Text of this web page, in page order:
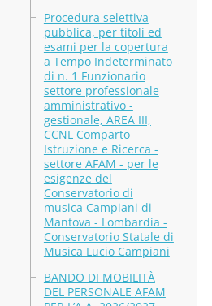
Procedura selettiva
pubblica, per titoli ed
esami per la copertura
a Tempo Indeterminato
di n. 1 Funzionario
settore professionale
amministrativo -
gestionale, AREA III,
CCNL Comparto
Istruzione e Ricerca -
settore AFAM - per le
esigenze del
Conservatorio di
musica Campiani di
Mantova - Lombardia -
Conservatorio Statale di
Musica Lucio Campiani
BANDO DI MOBILITÀ
DEL PERSONALE AFAM